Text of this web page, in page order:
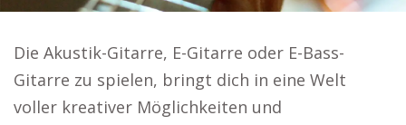
Die Akustik-Gitarre, E-Gitarre oder E-Bass-
Gitarre zu spielen, bringt dich in eine Welt
voller kreativer Möglichkeiten und